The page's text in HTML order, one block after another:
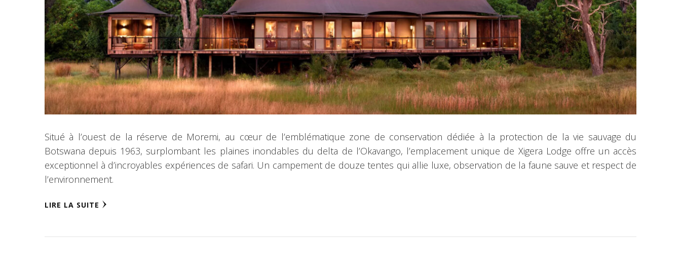
Situé à l’ouest de la réserve de Moremi, au cœur de l’emblématique zone de conservation dédiée à la protection de la vie sauvage du
Botswana depuis 1963, surplombant les plaines inondables du delta de l’Okavango, l’emplacement unique de Xigera Lodge offre un accès
exceptionnel à d’incroyables expériences de safari. Un campement de douze tentes qui allie luxe, observation de la faune sauve et respect de
l’environnement.
LIRE LA SUITE